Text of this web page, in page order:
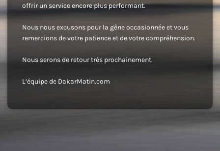
offrir un service encore plus performant.
Nous nous excusons pour la gêne occasionnée et vous
remercions de votre patience et de votre compréhension.
Nous serons de retour très prochainement.
L’équipe de DakarMatin.com